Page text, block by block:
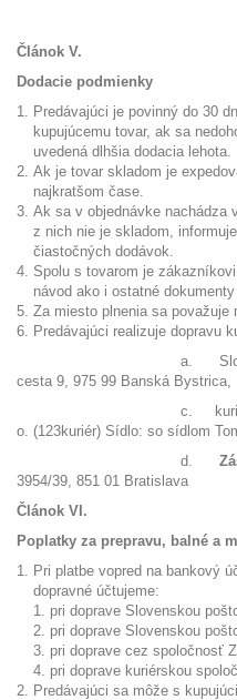
Článok V.
Dodacie podmienky
Predávajúci je povinný do 30
kupujúcemu tovar, ak sa
uvedená dlhšia dodacia lehota.
Ak je tovar skladom je
najkratšom čase.
Ak sa v objednávke nachádza
z nich nie je skladom,
čiastočných dodávok.
Spolu s tovarom je
návod ako i ostatné
Za miesto plnenia sa považuje
Predávajúci realizuje dopravu
a. Slovenskej
cesta 9, 975 99 Banská Bystrica,
c.
o. (123kuriér) Sídlo: so sídlom
d.
3954/39, 851 01 Bratislava
Článok VI.
Poplatky za prepravu, balné a
Pri platbe vopred na bankový
dopravné účtujeme:
pri doprave Slovenskou
pri doprave Slovenskou
pri doprave cez spoločnosť
pri doprave kuriérskou
Predávajúci sa môže s